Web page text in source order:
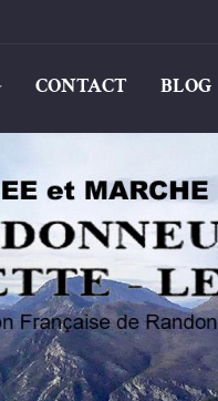
CONTACT BLOG